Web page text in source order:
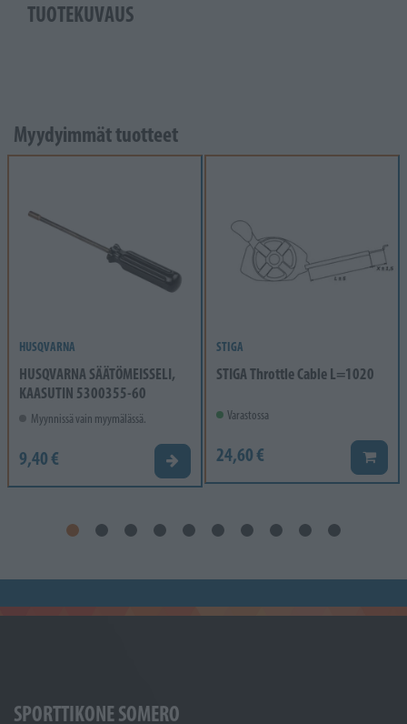
TUOTEKUVAUS
Myydyimmät tuotteet
HUSQVARNA
HUSQVARNA SÄÄTÖMEISSELI,
KAASUTIN 5300355-60
Myynnissä vain myymälässä.
9,40 € Valitse vaihtoehto
STIGA
STIGA Throttle Cable L=1020
Varastossa
24,60 € Lisää
SPORTTIKONE SOMERO